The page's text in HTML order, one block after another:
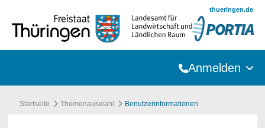
thueringen.de
Anmelden
Startseite Themenauswahl Benutzerinformationen